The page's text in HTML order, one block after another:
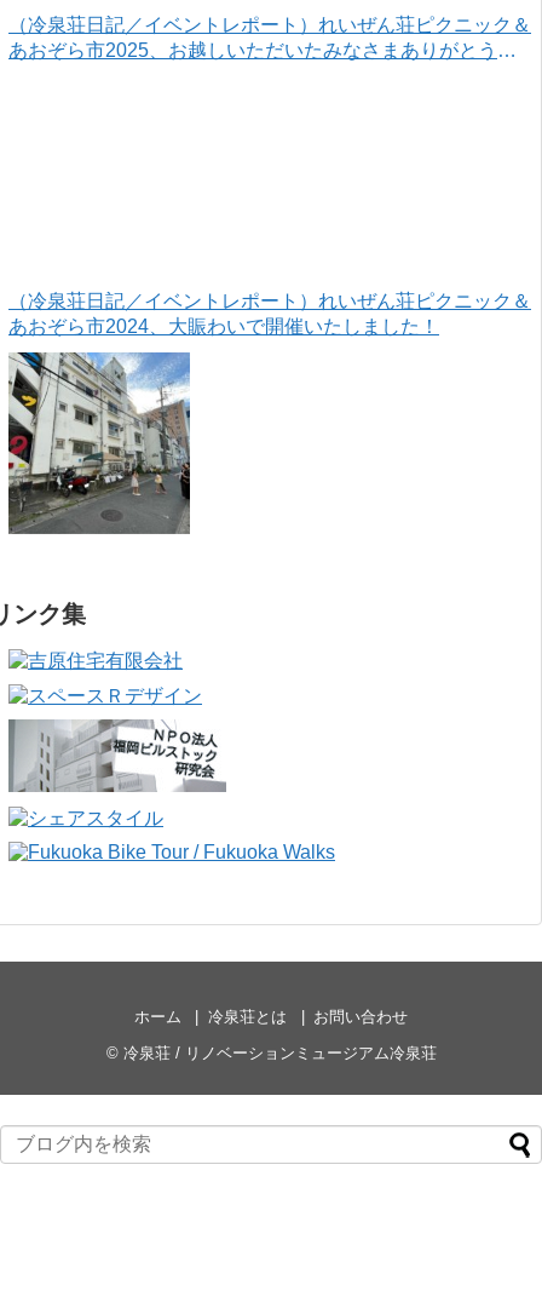
（冷泉荘日記／イベントレポート）れいぜん荘ピクニック＆
あおぞら市2025、お越しいただいたみなさまありがとうご
（冷泉荘日記／イベントレポート）れいぜん荘ピクニック＆
あおぞら市2024、大賑わいで開催いたしました！
ンク集
ホーム 冷泉荘とは
お問い合わせ
© 冷泉荘 / リノベーションミュージアム冷泉荘